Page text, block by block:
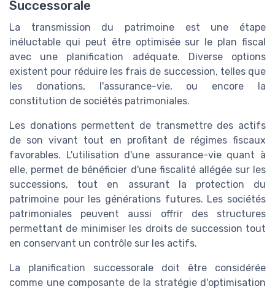
Successorale
La transmission du patrimoine est une étape
inéluctable qui peut être optimisée sur le plan fiscal
avec une planification adéquate. Diverse options
existent pour réduire les frais de succession, telles que
les donations, l'assurance-vie, ou encore la
constitution de sociétés patrimoniales.
Les donations permettent de transmettre des actifs
de son vivant tout en profitant de régimes fiscaux
favorables. L'utilisation d'une assurance-vie quant à
elle, permet de bénéficier d'une fiscalité allégée sur les
successions, tout en assurant la protection du
patrimoine pour les générations futures. Les sociétés
patrimoniales peuvent aussi offrir des structures
permettant de minimiser les droits de succession tout
en conservant un contrôle sur les actifs.
La planification successorale doit être considérée
comme une composante de la stratégie d'optimisation